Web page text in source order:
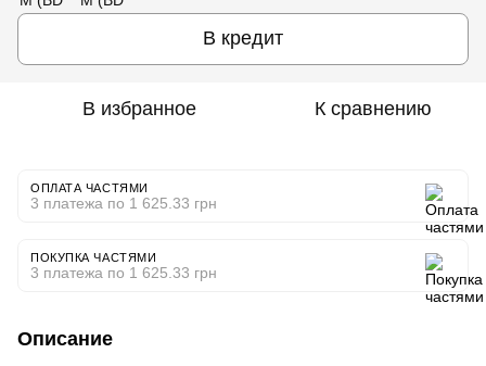
В кредит
В избранное К сравнению
ОПЛАТА ЧАСТЯМИ
3 платежа по 1 625.33 грн
ПОКУПКА ЧАСТЯМИ
3 платежа по 1 625.33 грн
Описание